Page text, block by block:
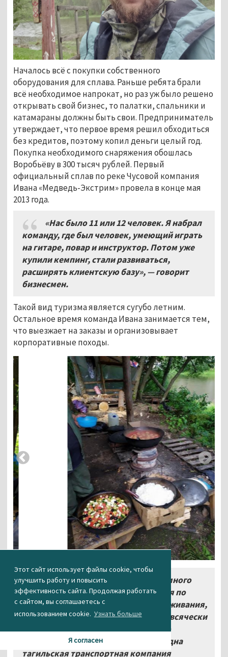
Этот сайт использует файлы cookie, чтобы
улучшить работу и повысить
эффективность сайта. Продолжая работать
с сайтом, вы соглашаетесь с
использованием cookie. Узнать больше
Я согласен
Началось всё с покупки собственного
оборудования для сплава. Раньше ребята брали
всё необходимое напрокат, но раз уж было решено
открывать свой бизнес, то палатки, спальники и
катамараны должны быть свои. Предприниматель
утверждает, что первое время решил обходиться
без кредитов, поэтому копил деньги целый год.
Покупка необходимого снаряжения обошлась
Воробьёву в 300 тысяч рублей. Первый
официальный сплав по реке Чусовой компания
Ивана «Медведь-Экстрим» провела в конце мая
2013 года.
«Нас было 11 или 12 человек. Я набрал
команду, где был человек, умеющий играть
на гитаре, повар и инструктор. Потом уже
купили кемпинг, стали развиваться,
расширять клиентскую базу», — говорит
бизнесмен.
Такой вид туризма является сугубо летним.
Остальное время команда Ивана занимается тем,
что выезжает на заказы и организовывает
корпоративные походы.
«За 10 лет мы перепробовали много
чего. Походы, тимбилдинги, занятия по
туризму со школьниками, курсы выживания,
корпоративы на природе. В общем, всячески
стараемся в межсезонье хоть как-то
заработать. Было даже такое, что одна
тагильская транспортная компания